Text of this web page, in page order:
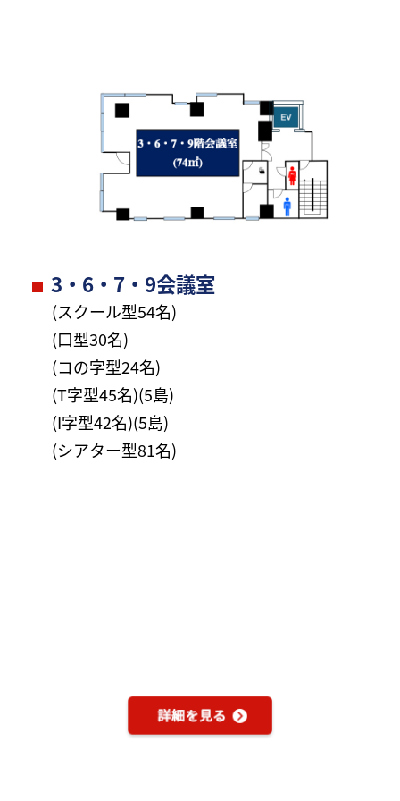
3・6・7・9会議室
(スクール型54名)
(口型30名)
(コの字型24名)
(T字型45名)(5島)
(I字型42名)(5島)
(シアター型81名)